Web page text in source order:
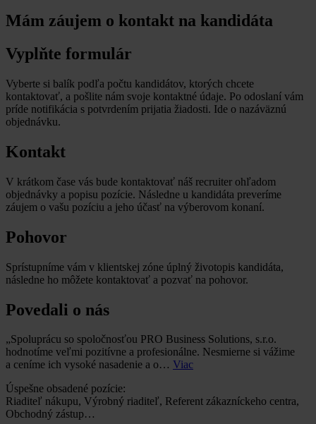
Mám záujem o kontakt na kandidáta
Vyplňte formulár
Vyberte si balík podľa počtu kandidátov, ktorých chcete
kontaktovať, a pošlite nám svoje kontaktné údaje. Po odoslaní vám
príde notifikácia s potvrdením prijatia žiadosti. Ide o nazáväznú
objednávku.
Kontakt
V krátkom čase vás bude kontaktovať náš recruiter ohľadom
objednávky a popisu pozície. Následne u kandidáta preveríme
záujem o vašu pozíciu a jeho účasť na výberovom konaní.
Pohovor
Sprístupníme vám v klientskej zóne úplný životopis kandidáta,
následne ho môžete kontaktovať a pozvať na pohovor.
Povedali o nás
„Spoluprácu so spoločnosťou PRO Business Solutions, s.r.o.
hodnotíme veľmi pozitívne a profesionálne. Nesmierne si vážime
a ceníme ich vysoké nasadenie a o… Viac
Úspešne obsadené pozície:
Riaditeľ nákupu, Výrobný riaditeľ, Referent zákazníckeho centra,
Obchodný zástup…